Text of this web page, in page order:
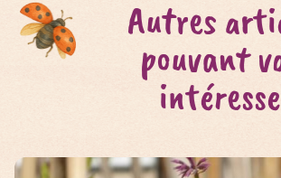
Autres
pouvant